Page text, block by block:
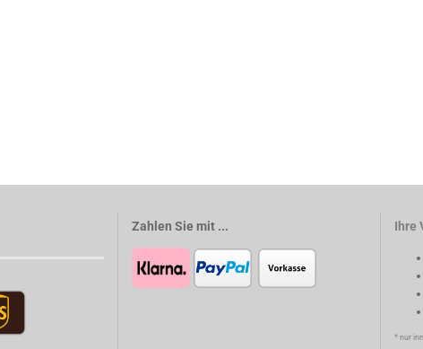
Zahlen Sie mit ... Ihre
* nur